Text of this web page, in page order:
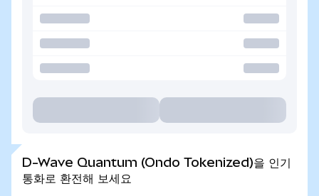
D-Wave Quantum (Ondo Tokenized)을 인기
통화로 환전해 보세요